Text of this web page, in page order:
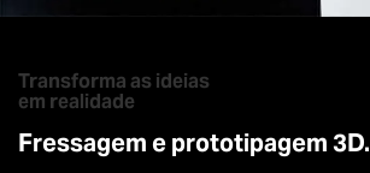
Transforma as ideias
em realidade
Fressagem e prototipagem 3D.